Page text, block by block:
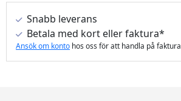
Snabb leverans
Betala med kort eller faktura*
Ansök om konto hos oss för att handla på faktura